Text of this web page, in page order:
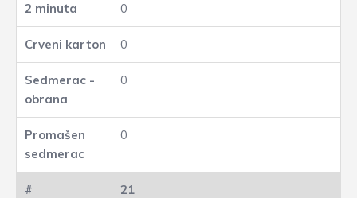
0
0
0
0
21